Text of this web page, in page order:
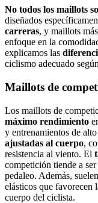
No todos los maillots
diseñados
carreras, y maillots
enfoque en la
explicamos las
ciclismo adecuado
Maillots de
Los maillots de
máximo rendimiento
y entrenamientos de
ajustadas al cuerpo,
resistencia al viento. El
competición tiende a ser
pedaleo. Además,
elásticos que favorecen
cuerpo del ciclista.